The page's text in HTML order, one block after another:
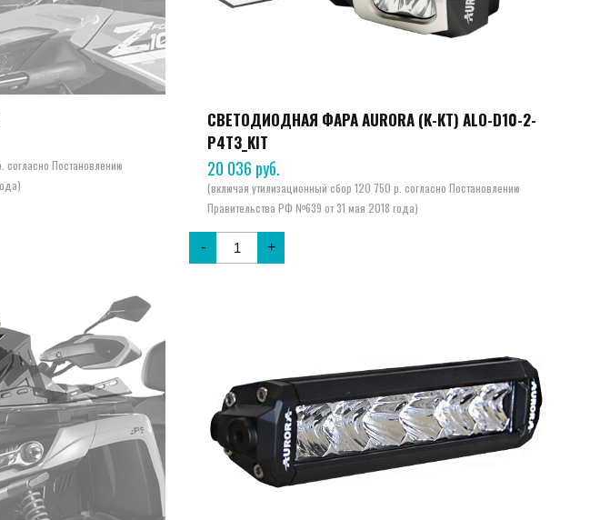
СВЕТОДИОДНАЯ ФАРА AURORA (К-КТ) ALO-D10-2-
P4T3_KIT
20 036 руб.
- +